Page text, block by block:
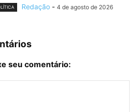
Redação - 4 de agosto de 2026
seu comentário: